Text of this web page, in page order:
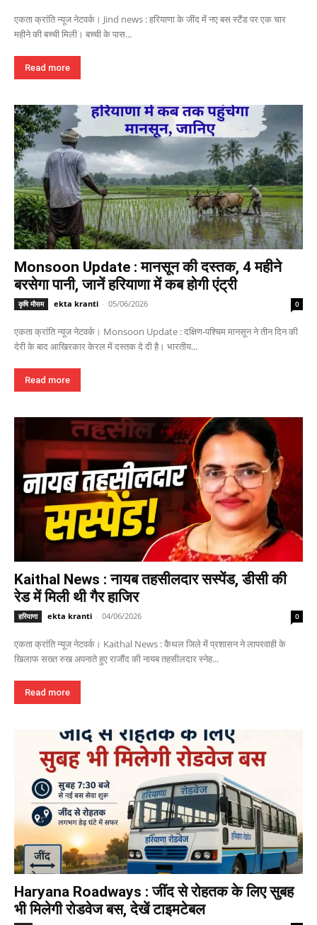
एकता क्रांति न्यूज नेटवर्क। Jind news : हरियाणा के जींद में नए बस स्टैंड पर एक चार
महीने की बच्ची मिली। बच्ची के पास...
Read more
Monsoon Update : मानसून की दस्तक, 4 महीने
बरसेगा पानी, जानें हरियाणा में कब होगी एंट्री
कृषि मौसम ekta kranti - 05/06/2026 0
एकता क्रांति न्यूज नेटवर्क। Monsoon Update : दक्षिण-पश्चिम मानसून ने तीन दिन की
देरी के बाद आखिरकार केरल में दस्तक दे दी है। भारतीय...
Read more
Kaithal News : नायब तहसीलदार सस्पेंड, डीसी की
रेड में मिली थी गैर हाजिर
हरियाणा ekta kranti - 04/06/2026 0
एकता क्रांति न्यूज नेटवर्क। Kaithal News : कैथल जिले में प्रशासन ने लापरवाही के
खिलाफ सख्त रुख अपनाते हुए राजौंद की नायब तहसीलदार स्नेह...
Read more
Haryana Roadways : जींद से रोहतक के लिए सुबह
भी मिलेगी रोडवेज बस, देखें टाइमटेबल